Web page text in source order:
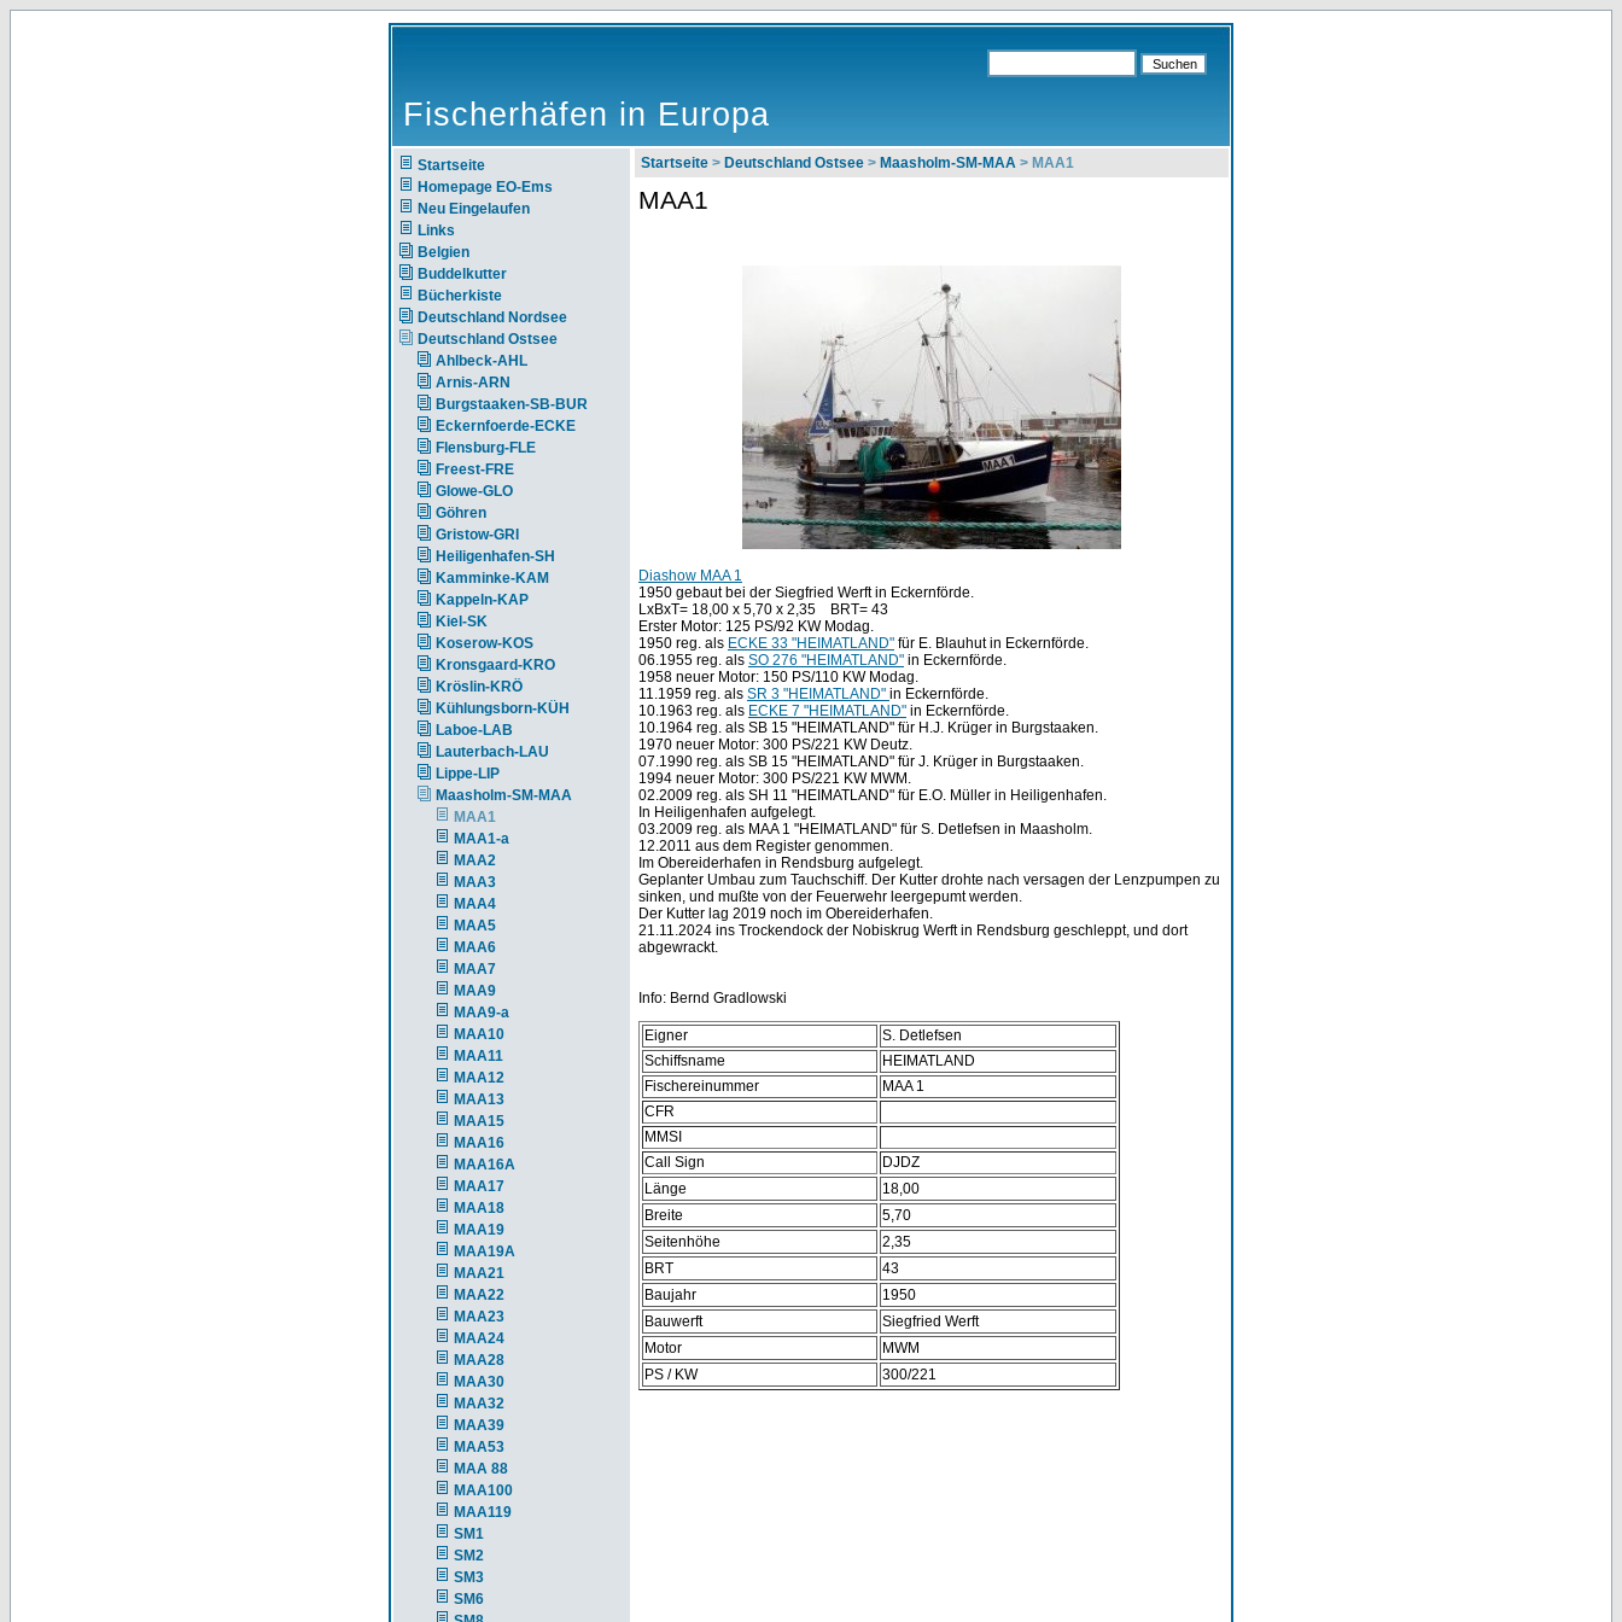
Fischerhäfen in Europa
Startseite
Homepage EO-Ems
Neu Eingelaufen
Links
Belgien
Buddelkutter
Bücherkiste
Deutschland Nordsee
Deutschland Ostsee
Ahlbeck-AHL
Arnis-ARN
Burgstaaken-SB-BUR
Eckernfoerde-ECKE
Flensburg-FLE
Freest-FRE
Glowe-GLO
Göhren
Gristow-GRI
Heiligenhafen-SH
Kamminke-KAM
Kappeln-KAP
Kiel-SK
Koserow-KOS
Kronsgaard-KRO
Kröslin-KRÖ
Kühlungsborn-KÜH
Laboe-LAB
Lauterbach-LAU
Lippe-LIP
Maasholm-SM-MAA
MAA1
MAA1-a
MAA2
MAA3
MAA4
MAA5
MAA6
MAA7
MAA9
MAA9-a
MAA10
MAA11
MAA12
MAA13
MAA15
MAA16
MAA16A
MAA17
MAA18
MAA19
MAA19A
MAA21
MAA22
MAA23
MAA24
MAA28
MAA30
MAA32
MAA39
MAA53
MAA 88
MAA100
MAA119
SM1
SM2
SM3
SM6
Startseite > Deutschland Ostsee > Maasholm-SM-MAA > MAA1
MAA1
Diashow MAA 1
1950 gebaut bei der Siegfried Werft in Eckernförde.
LxBxT= 18,00 x 5,70 x 2,35 BRT= 43
Erster Motor: 125 PS/92 KW Modag.
1950 reg. als ECKE 33 "HEIMATLAND" für E. Blauhut in Eckernförde.
06.1955 reg. als SO 276 "HEIMATLAND" in Eckernförde.
1958 neuer Motor: 150 PS/110 KW Modag.
11.1959 reg. als SR 3 "HEIMATLAND" in Eckernförde.
10.1963 reg. als ECKE 7 "HEIMATLAND" in Eckernförde.
10.1964 reg. als SB 15 "HEIMATLAND" für H.J. Krüger in Burgstaaken.
1970 neuer Motor: 300 PS/221 KW Deutz.
07.1990 reg. als SB 15 "HEIMATLAND" für J. Krüger in Burgstaaken.
1994 neuer Motor: 300 PS/221 KW MWM.
02.2009 reg. als SH 11 "HEIMATLAND" für E.O. Müller in Heiligenhafen.
In Heiligenhafen aufgelegt.
03.2009 reg. als MAA 1 "HEIMATLAND" für S. Detlefsen in Maasholm.
12.2011 aus dem Register genommen.
Im Obereiderhafen in Rendsburg aufgelegt.
Geplanter Umbau zum Tauchschiff. Der Kutter drohte nach versagen der Lenzpumpen zu
sinken, und mußte von der Feuerwehr leergepumt werden.
Der Kutter lag 2019 noch im Obereiderhafen.
21.11.2024 ins Trockendock der Nobiskrug Werft in Rendsburg geschleppt, und dort
abgewrackt.
Info: Bernd Gradlowski
Eigner
S. Detlefsen
Schiffsname
HEIMATLAND
Fischereinummer
MAA 1
CFR
MMSI
Call Sign
DJDZ
Länge
18,00
Breite
5,70
Seitenhöhe
2,35
BRT
43
Baujahr
1950
Bauwerft
Siegfried Werft
Motor
MWM
PS / KW
300/221